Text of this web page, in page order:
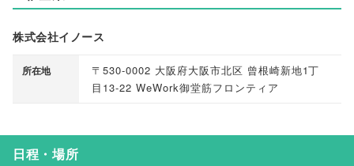
株式会社イノース
所在地
〒530-0002 大阪府大阪市北区 曾根崎新地1丁
目13-22 WeWork御堂筋フロンティア
日程・場所